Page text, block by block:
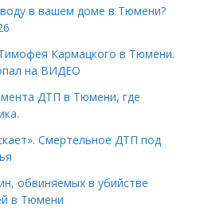
в вашем доме в Тюмени?
Кармацкого в Тюмени.
на ВИДЕО
ДТП в Тюмени, где
Смертельное ДТП под
обвиняемых в убийстве
в Тюмени